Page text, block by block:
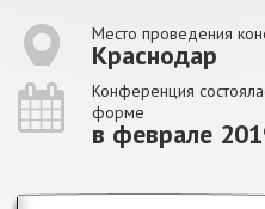
Место проведения
Краснодар
Конференция
форме
в феврале